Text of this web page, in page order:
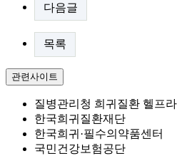
다음글
목록
관련사이트
질병관리청 희귀질환 헬프
한국희귀질환재단
한국희귀·필수의약품센터
국민건강보험공단